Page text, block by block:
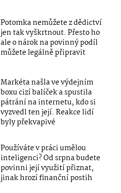
Potomka nemůžete z dědictví
jen tak vyškrtnout. Přesto ho
ale o nárok na povinný podíl
můžete legálně připravit
Markéta našla ve výdejním
boxu cizí balíček a spustila
pátrání na internetu, kdo si
vyzvedl ten její. Reakce lidí
byly překvapivé
Používáte v práci umělou
inteligenci? Od srpna budete
povinni její využití přiznat,
jinak hrozí finanční postih